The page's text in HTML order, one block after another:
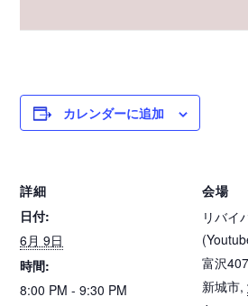
カレンダーに追加
詳細
日付:
6月 9日
時間:
8:00 PM - 9:30 PM
会場
リバイ
富沢
新城市,